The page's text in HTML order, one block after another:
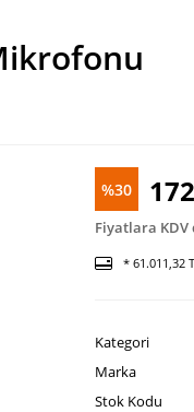
%30
Fiyatlara
* 61.011,32
Kategori
Marka
Stok Kodu